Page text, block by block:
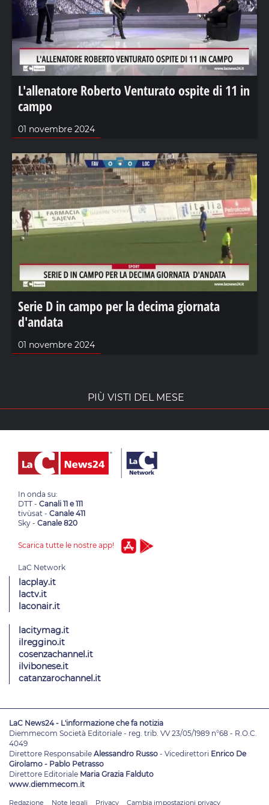
L'allenatore Roberto Venturato ospite di 11 in
campo
01 novembre 2024
Serie D in campo per la decima giornata
d'andata
01 novembre 2024
PIÙ VISTI DEL MESE
In onda su:
DTT - Canali 11 e 111
tivùsat - Canale 411
Sky - Canale 820
Scarica tutte le nostre app!
lacplay.it
lactv.it
laconair.it
lacitymag.it
ilreggino.it
cosenzachannel.it
ilvibonese.it
catanzarochannel.it
LaC News24 - L'informazione che fa notizia
Diemmecom Società Editoriale - reg. trib. VV 23/05/1989 n°68 - R.O.C.
4049
Direttore Responsabile Alessandro Russo - Vicedirettori Enrico De
Girolamo - Pablo Petrasso
Direttore Editoriale Maria Grazia Falduto
www.diemmecom.it
Redazione Note legali Privacy Cambia impostazioni privacy